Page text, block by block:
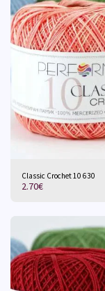
Classic Crochet 10 630
2.70€